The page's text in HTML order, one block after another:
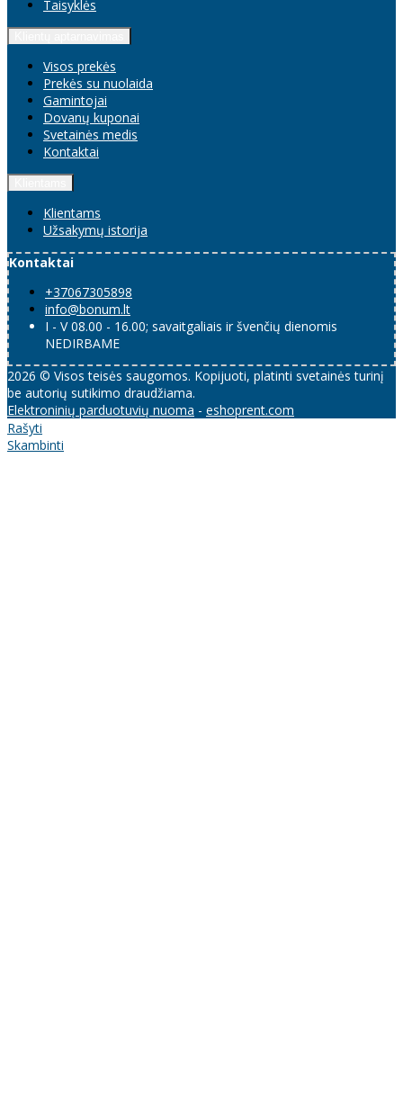
Taisyklės
Visos prekės
Prekės su nuolaida
Gamintojai
Dovanų kuponai
Svetainės medis
Kontaktai
Klientams
Užsakymų istorija
Kontaktai
+37067305898
info@bonum.lt
I - V 08.00 - 16.00; savaitgaliais ir švenčių dienomis
NEDIRBAME
2026 © Visos teisės saugomos. Kopijuoti, platinti svetainės turinį
be autorių sutikimo draudžiama.
Elektroninių parduotuvių nuoma - eshoprent.com
Rašyti
Skambinti